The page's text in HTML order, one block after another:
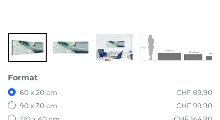
Format
60 x 20 cm
CHF 69.90
90 x 30 cm
CHF 99.90